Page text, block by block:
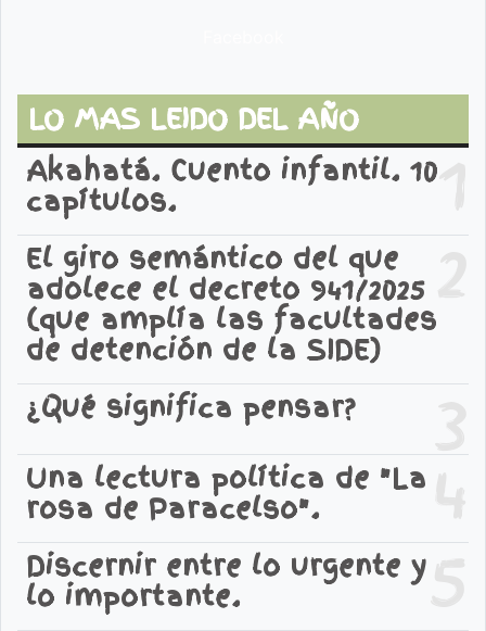
LO MAS LEIDO DEL AÑO
1
Akahatá. Cuento infantil. 10
capítulos.
2
El giro semántico del que
adolece el decreto 941/2025
(que amplía las facultades
de detención de la SIDE)
3
¿Qué significa pensar?
4
Una lectura política de "La
rosa de Paracelso".
5
Discernir entre lo urgente y
lo importante.